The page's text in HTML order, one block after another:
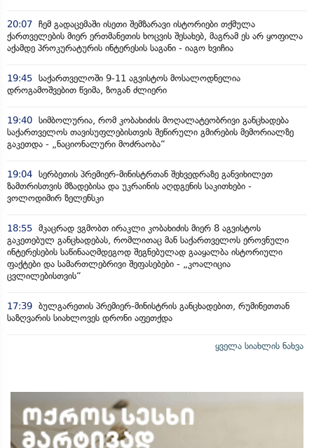
20:07 ჩემ გადაცემაში ისეთი შემზარავი ისტორიები თქმულა
ქართველების მიერ ერთმანეთის ხოცვის შესახებ, მაგრამ ეს არ ყოფილა
აქამდე პროკურატურის ინტერესის საგანი - იაგო ხვიჩია
19:45 საქართველოში 9-11 აგვისტოს მოსალოდნელია
დროგამოშვებით წვიმა, ზოგან ძლიერი
19:40 სიმბოლურია, რომ კობახიძის მოღალატეობრივი განცხადება
საქართველოს თავისუფლებისთვის შეწირული გმირების მემორიალზე
გაკეთდა - „ნაციონალური მოძრაობა“
19:04 სერბეთის პრემიერ-მინისტრთან შეხვედრაზე განვიხილეთ
ზამთრისთვის მზადებისა და უკრაინის აღდგენის საკითხები -
ვოლოდიმირ ზელენსკი
18:55 მკაცრად ვგმობთ ირაკლი კობახიძის მიერ 8 აგვისტოს
გაკეთებულ განცხადებას, რომლითაც მან საქართველოს ეროვნული
ინტერესების საწინააღმდეგოდ შეგნებულად გააყალბა ისტორიული
ფაქტები და სამართლებრივი შეფასებები - „კოალიცია
ცვლილებისთვის“
17:39 ბულგარეთის პრემიერ-მინისტრის განცხადებით, რუმინეთთან
საზღვარის სიახლოვეს დრონი აფეთქდა
ყველა სიახლის ნახვა